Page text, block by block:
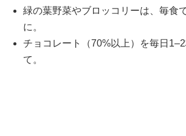
緑の葉野菜やブロッコリーは、毎食
に。
チョコレート（70%以上）を毎日
て。